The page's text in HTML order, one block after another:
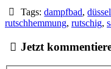
Tags:dampfbad,
rutschhemmung, rutschig,
Jetzt